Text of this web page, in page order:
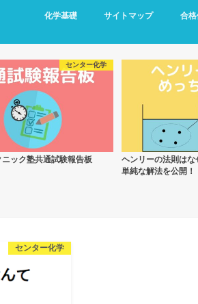
化学基礎 サイトマップ 合
センター化学
ック塾共通試験報告板
ヘンリーの法則はな
単純な解法を公開！
センター化学